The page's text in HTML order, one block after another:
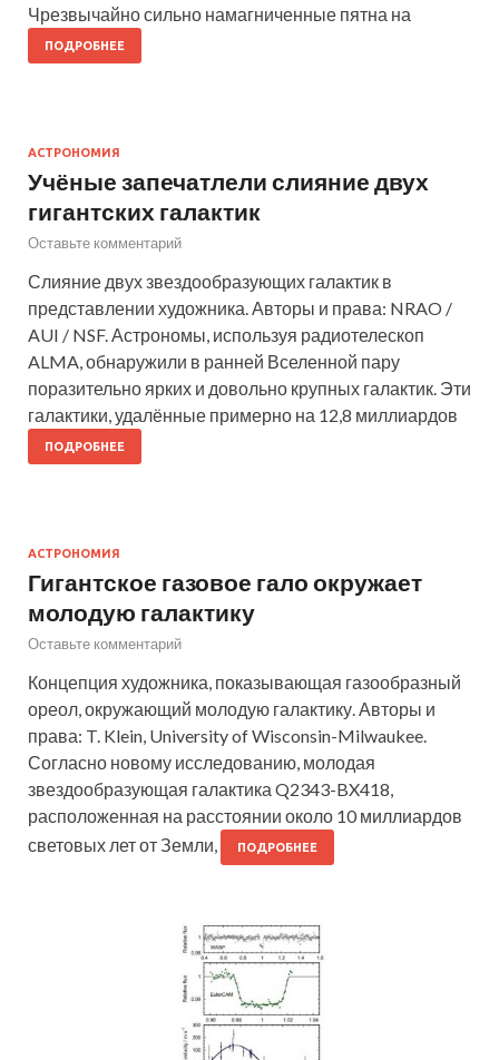
Чрезвычайно сильно намагниченные пятна на
ПОДРОБНЕЕ
АСТРОНОМИЯ
Учёные запечатлели слияние двух
гигантских галактик
Оставьте комментарий
Слияние двух звездообразующих галактик в
представлении художника. Авторы и права: NRAO /
AUI / NSF. Астрономы, используя радиотелескоп
ALMA, обнаружили в ранней Вселенной пару
поразительно ярких и довольно крупных галактик. Эти
галактики, удалённые примерно на 12,8 миллиардов
ПОДРОБНЕЕ
АСТРОНОМИЯ
Гигантское газовое гало окружает
молодую галактику
Оставьте комментарий
Концепция художника, показывающая газообразный
ореол, окружающий молодую галактику. Авторы и
права: T. Klein, University of Wisconsin-Milwaukee.
Согласно новому исследованию, молодая
звездообразующая галактика Q2343-BX418,
расположенная на расстоянии около 10 миллиардов
световых лет от Земли,
ПОДРОБНЕЕ